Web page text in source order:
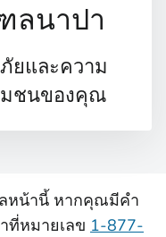
ลนาปา
ยและความ
มชนของคุณ
หน้านี้ หากคุณมีคํา
ที่หมายเลข 1-877-